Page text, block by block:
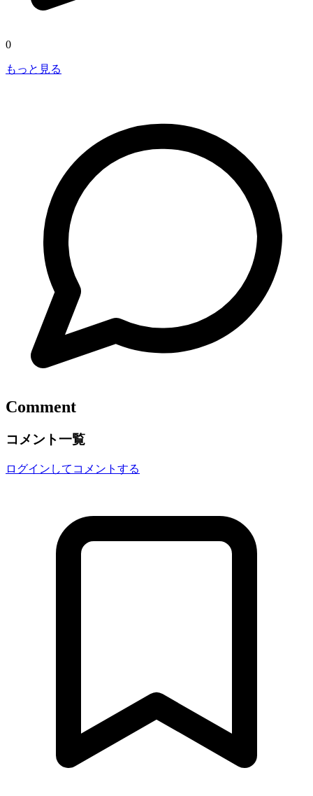
0
もっと見る
Comment
コメント一覧
ログインしてコメントする